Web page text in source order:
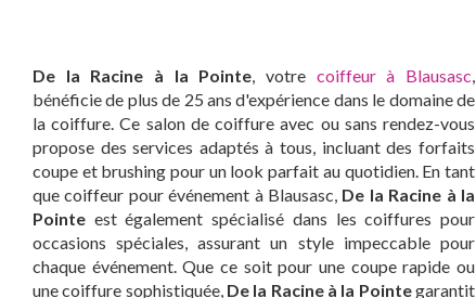
De la Racine à la Pointe , votre coiffeur à Blausasc
bénéficie de plus de 25 ans d'expérience dans le domaine de
la coiffure. Ce salon de coiffure avec ou sans rendez-vous
propose des services adaptés à tous, incluant des forfaits
coupe et brushing pour un look parfait au quotidien. En tant
que coiffeur pour événement à Blausasc, De la Racine à la
Pointe est également spécialisé dans les coiffures pour
occasions spéciales, assurant un style impeccable pour
chaque événement. Que ce soit pour une coupe rapide ou
une coiffure sophistiquée, De la Racine à la Pointegarantit